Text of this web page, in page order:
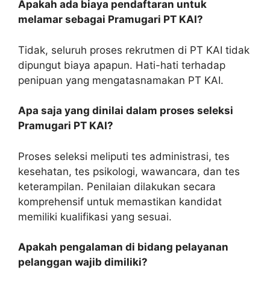
Apakah ada biaya pendaftaran untuk
melamar sebagai Pramugari PT KAI?
Tidak, seluruh proses rekrutmen di PT KAI tidak
dipungut biaya apapun. Hati-hati terhadap
penipuan yang mengatasnamakan PT KAI.
Apa saja yang dinilai dalam proses seleksi
Pramugari PT KAI?
Proses seleksi meliputi tes administrasi, tes
kesehatan, tes psikologi, wawancara, dan tes
keterampilan. Penilaian dilakukan secara
komprehensif untuk memastikan kandidat
memiliki kualifikasi yang sesuai.
Apakah pengalaman di bidang pelayanan
pelanggan wajib dimiliki?